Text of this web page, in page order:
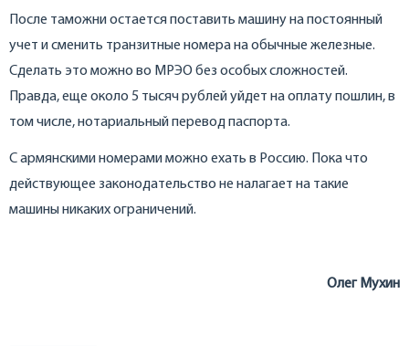
После таможни остается поставить машину на постоянный
учет и сменить транзитные номера на обычные железные.
Сделать это можно во МРЭО без особых сложностей.
Правда, еще около 5 тысяч рублей уйдет на оплату пошлин, в
том числе, нотариальный перевод паспорта.
С армянскими номерами можно ехать в Россию. Пока что
действующее законодательство не налагает на такие
машины никаких ограничений.
Олег Мухин